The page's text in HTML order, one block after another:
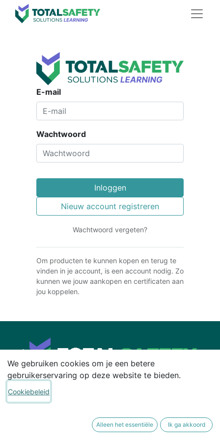
E-mail
Wachtwoord
Inloggen
Nieuw account registreren
Wachtwoord vergeten?
Om producten te kunnen kopen en terug te
vinden in je account, is een account nodig. Zo
kunnen we jouw aankopen en certificaten aan
jou koppelen.
We gebruiken cookies om je een betere
gebruikerservaring op deze website te bieden.
Cookiebeleid
Alleen het essentiële Ik ga akkoord